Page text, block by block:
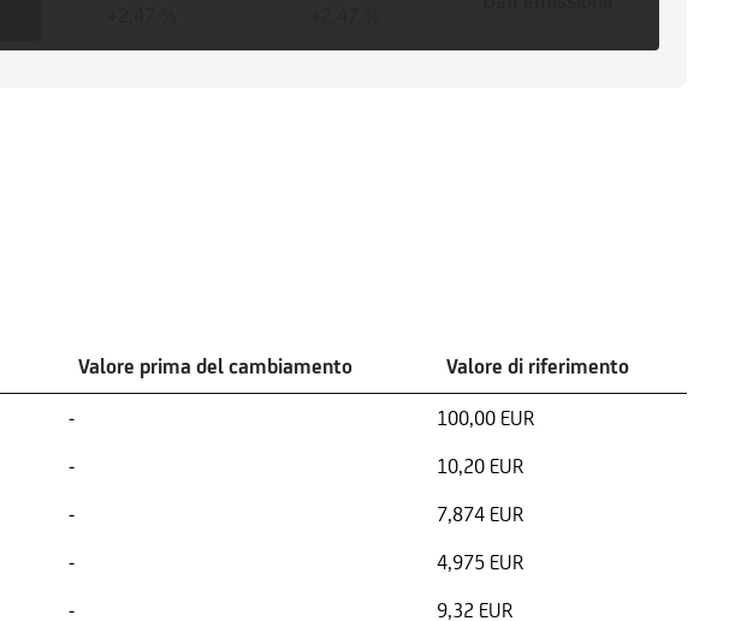
Valore prima del cambiamento Valore di riferimento
-
100,00 EUR
-
10,20 EUR
-
7,874 EUR
-
4,975 EUR
- 9,32 EUR